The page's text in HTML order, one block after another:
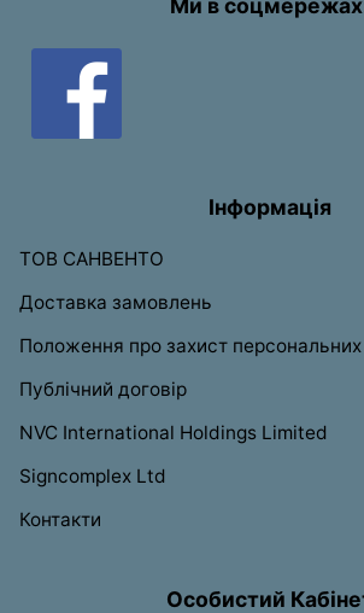
Ми в
Інформація
ТОВ САНВЕНТО
Доставка замовлень
Положення про захист
Публічний договір
NVC International Holdings Limited
Signcomplex Ltd
Контакти
Особистий